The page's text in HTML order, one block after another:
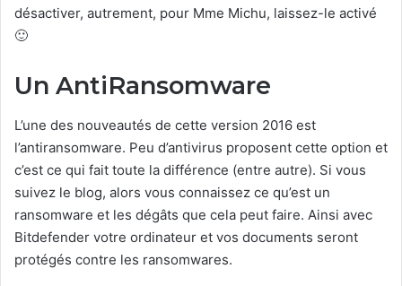
désactiver, autrement, pour Mme Michu, laissez-le activé
🙂
Un AntiRansomware
L’une des nouveautés de cette version 2016 est
l’antiransomware. Peu d’antivirus proposent cette option et
c’est ce qui fait toute la différence (entre autre). Si vous
suivez le blog, alors vous connaissez ce qu’est un
ransomware et les dégâts que cela peut faire. Ainsi avec
Bitdefender votre ordinateur et vos documents seront
protégés contre les ransomwares.